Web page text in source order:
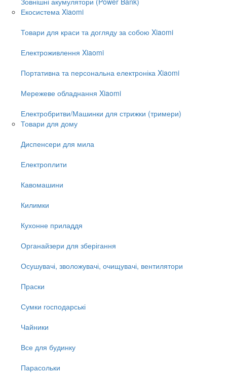
Екосистема Xiaomi
Товари для краси та догляду за собою Xiaomi
Електроживлення Xiaomi
Портативна та персональна електроніка Xiaomi
Мережеве обладнання Xiaomi
Електробритви/Машинки для стрижки (тримери)
Товари для дому
Диспенсери для мила
Електроплити
Кавомашини
Килимки
Кухонне приладдя
Органайзери для зберігання
Осушувачі, зволожувачі, очищувачі, вентилятори
Праски
Сумки господарські
Чайники
Все для будинку
Парасольки